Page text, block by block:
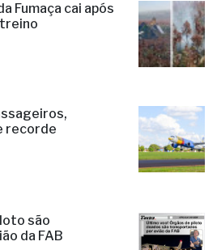
Fumaça cai após
recorde
são
da FAB